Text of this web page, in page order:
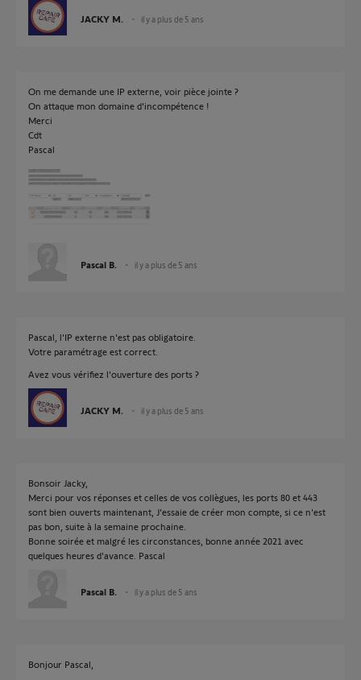
JACKY M. il y a plus de 5 ans
On me demande une IP externe, voir pièce jointe ?
On attaque mon domaine d'incompétence !
Merci
Cdt
Pascal
Pascal B. il y a plus de 5 ans
Pascal, l'IP externe n'est pas obligatoire.
Votre paramétrage est correct.
Avez vous vérifiez l'ouverture des ports ?
JACKY M. il y a plus de 5 ans
Bonsoir Jacky,
Merci pour vos réponses et celles de vos collègues, les ports 80 et 443
sont bien ouverts maintenant, J'essaie de créer mon compte, si ce n'est
pas bon, suite à la semaine prochaine.
Bonne soirée et malgré les circonstances, bonne année 2021 avec
quelques heures d'avance. Pascal
Pascal B. il y a plus de 5 ans
Bonjour Pascal,